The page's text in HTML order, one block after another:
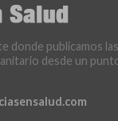
donde publicamos
desde un